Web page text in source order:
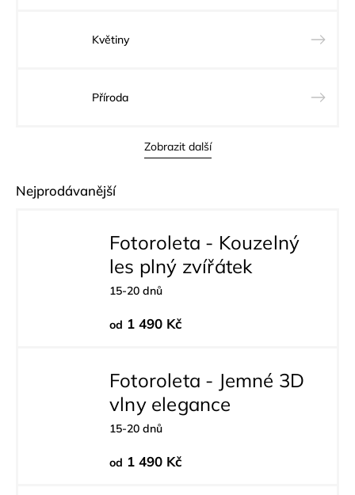
Květiny
Příroda
Zobrazit další
Nejprodávanější
Fotoroleta - Kouzelný
les plný zvířátek
15-20 dnů
od 1 490 Kč
Fotoroleta - Jemné 3D
vlny elegance
15-20 dnů
od 1 490 Kč